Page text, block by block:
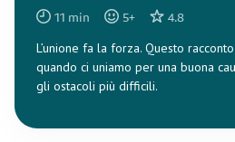
11 min 5+ 4.8
L’unione fa la forza. Questo
quando ci uniamo per una buona
gli ostacoli più difficili.